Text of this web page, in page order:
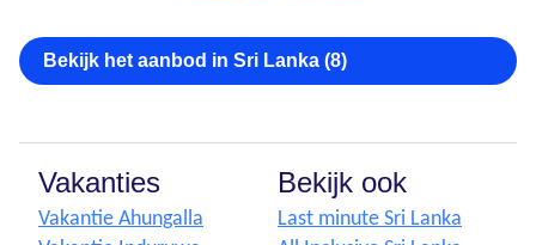
Bekijk het aanbod in Sri Lanka (8)
Vakanties
Vakantie Ahungalla
Bekijk ook
Last minute Sri Lanka